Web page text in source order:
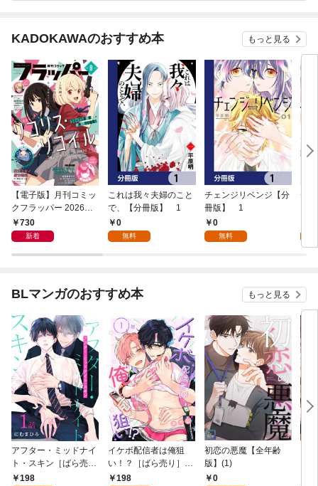
KADOKAWAのおすすめ本 もっと見る
【電子版】月刊コミッ
クフラッパー 2026年9
月号730
新着
これは我々夫婦のこと
で、【分冊版】 1
0
無料
チェンジリベンジ【分
冊版】 1
0
無料
チ
BLマンガのおすすめ本 もっと見る
アフター・ミッドナイ
ト・スキン［ばら売
り］ 第1話
198
イケボ配信者は俺狙
い！？［ばら売り］
第1話
198
初恋の悪魔【全年齢
版】(1)
0